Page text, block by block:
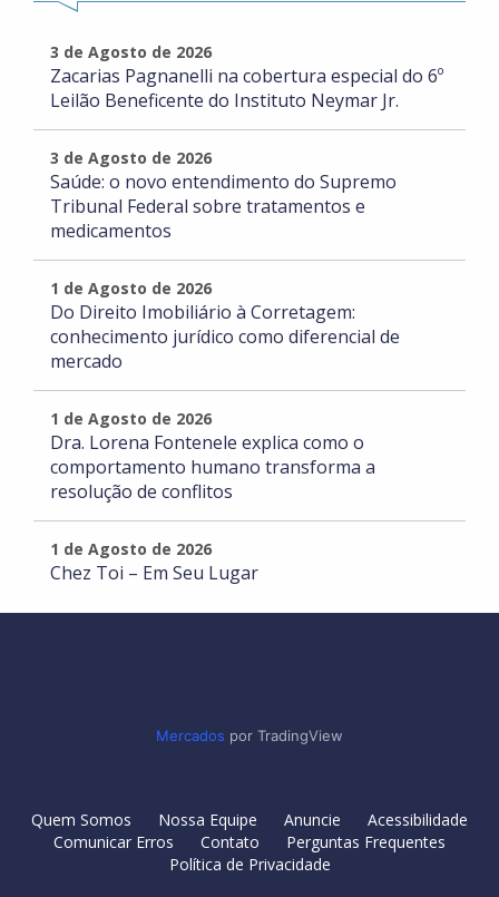
3 de Agosto de 2026
Zacarias Pagnanelli na cobertura especial do 6º
Leilão Beneficente do Instituto Neymar Jr.
3 de Agosto de 2026
Saúde: o novo entendimento do Supremo
Tribunal Federal sobre tratamentos e
medicamentos
1 de Agosto de 2026
Do Direito Imobiliário à Corretagem:
conhecimento jurídico como diferencial de
mercado
1 de Agosto de 2026
Dra. Lorena Fontenele explica como o
comportamento humano transforma a
resolução de conflitos
1 de Agosto de 2026
Chez Toi – Em Seu Lugar
Mercados por TradingView
Quem Somos Nossa Equipe Anuncie
Acessibilidade
Comunicar Erros
Contato
Perguntas Frequentes
Política de Privacidade